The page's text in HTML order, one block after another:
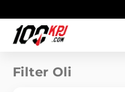
Filter Oli